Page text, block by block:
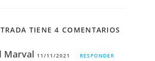
TIENE 4 COMENTARIOS
Marval 11/11/2021 RESPONDER